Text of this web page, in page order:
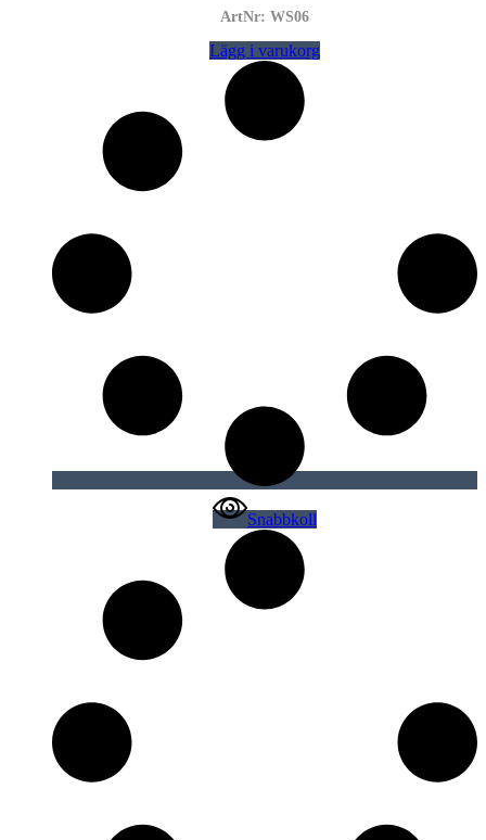
ArtNr: WS06
Lägg i varukorg
Snabbkoll